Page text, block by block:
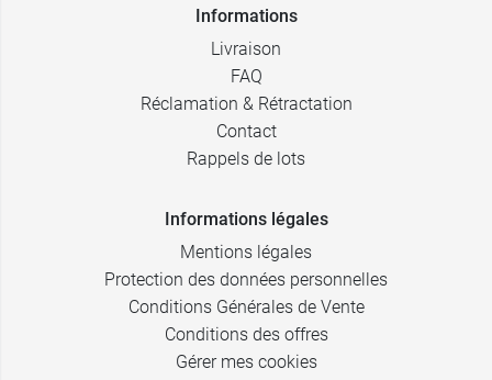
Informations
Livraison
FAQ
Réclamation & Rétractation
Contact
Rappels de lots
Informations légales
Mentions légales
Protection des données personnelles
Conditions Générales de Vente
Conditions des offres
Gérer mes cookies